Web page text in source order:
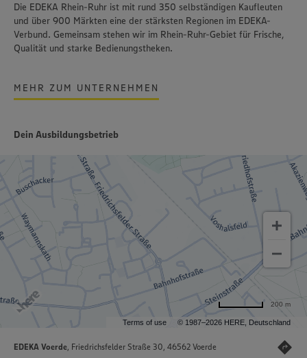
Die EDEKA Rhein-Ruhr ist mit rund 350 selbständigen Kaufleuten
und über 900 Märkten eine der stärksten Regionen im EDEKA-
Verbund. Gemeinsam stehen wir im Rhein-Ruhr-Gebiet für Frische,
Qualität und starke Bedienungstheken.
MEHR ZUM UNTERNEHMEN
Dein Ausbildungsbetrieb
Terms of use © 1987–2026 HERE, Deutschland
200 m
EDEKA Voerde, Friedrichsfelder Straße 30, 46562 Voerde